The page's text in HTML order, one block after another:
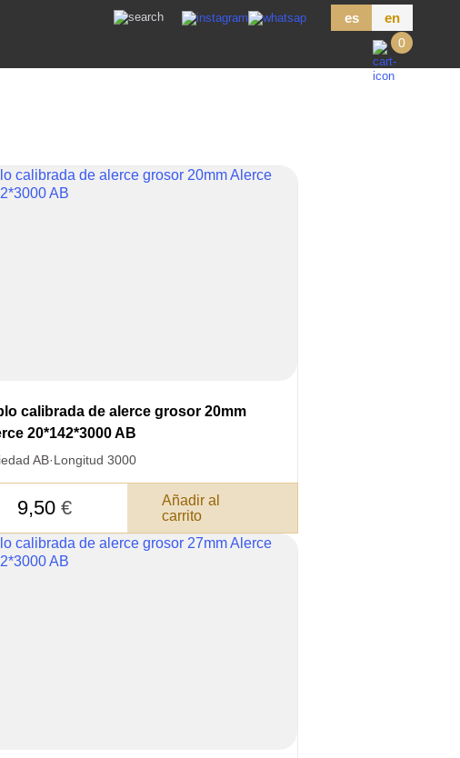
es
en
0
calibrada de alerce grosor 20mm
20*142*3000 AB
AB·Longitud 3000
9,50 €
Añadir al
carrito